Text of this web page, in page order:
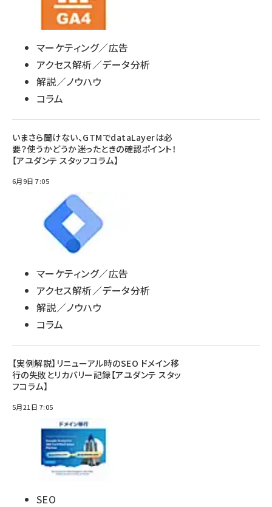
マーケティング／広告
アクセス解析／データ分析
解説／ノウハウ
コラム
いまさら聞けない、GTMでdataLayerは必
要？使うかどうか迷ったときの確認ポイント！
【アユダンテ スタッフコラム】
6月9日 7:05
マーケティング／広告
アクセス解析／データ分析
解説／ノウハウ
コラム
【実例解説】リニューアル時のSEO ドメイン移
行の失敗とリカバリー記録【アユダンテ スタッ
フコラム】
5月21日 7:05
SEO